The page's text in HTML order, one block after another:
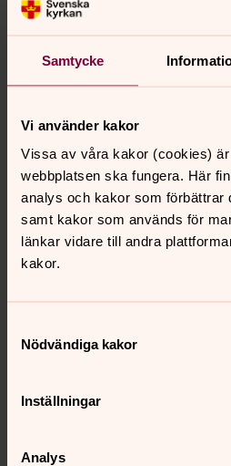
Samtycke
Vi använder kakor
Vissa av våra kakor (cookies)
webbplatsen ska fungera. Här
analys och kakor som förbättrar
samt kakor som används för
länkar vidare till andra
kakor.
Nödvändiga kakor
Inställningar
Analys
Tina Gregori Eriksson
Direkt:0243-77120
E-post: